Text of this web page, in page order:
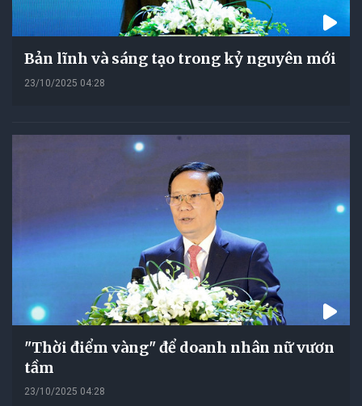
Bản lĩnh và sáng tạo trong kỷ nguyên mới
23/10/2025 04:28
"Thời điểm vàng" để doanh nhân nữ vươn
tầm
23/10/2025 04:28